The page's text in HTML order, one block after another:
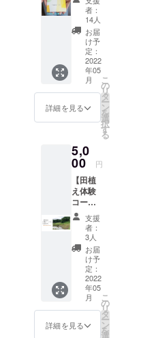
3000円
お礼の
手紙ま
たは
メール
なんに
もいら
ないけ
ど、な
んか応
援した
い！と
くださ
る優し
い皆様
のため
に用意
させて
いただ
いた
コース
です。
ハタケ
ホット
ケよ
り、お
礼のお
手紙ま
たは
者：
14人
お届
け予
定：
2022
年05
月
詳細を見る
こ
の
リ
タ
ー
ン
を
選
択
す
る
5,0
00 円
【田植
え体験
コー
ス】
5,000円
田植え
を体験
してい
ただけ
るコー
スで
す。
ファミ
リーで
お楽し
支援
者：
3人
お届
け予
定：
2022
年05
月
詳細を見る
こ
の
リ
タ
ー
ン
を